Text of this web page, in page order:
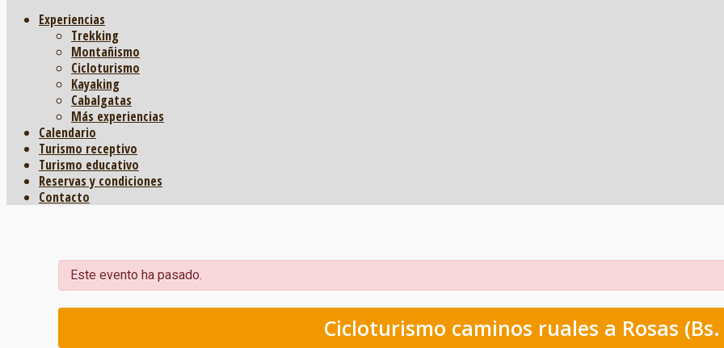
Experiencias
Trekking
Montañismo
Cicloturismo
Kayaking
Cabalgatas
Más experiencias
Calendario
Turismo receptivo
Turismo educativo
Reservas y condiciones
Contacto
Este evento ha pasado.
Cicloturismo caminos ruales a Rosas